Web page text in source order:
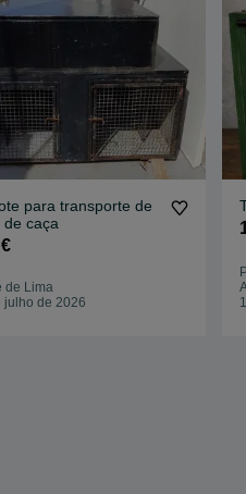
para transporte de
de caça
de Lima
julho de 2026